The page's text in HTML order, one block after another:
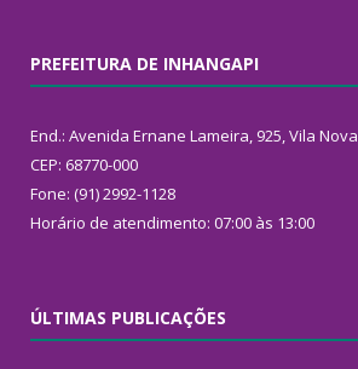
PREFEITURA DE INHANGAPI
End.: Avenida Ernane Lameira, 925, Vila Nova
CEP: 68770-000
Fone: (91) 2992-1128
Horário de atendimento: 07:00 às 13:00
ÚLTIMAS PUBLICAÇÕES